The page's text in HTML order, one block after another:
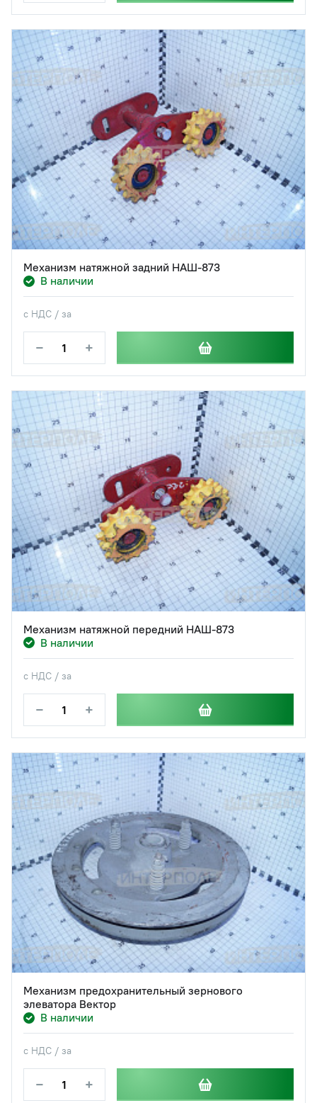
Механизм натяжной задний НАШ-873
В наличии
с НДС / за
− +
Механизм натяжной передний НАШ-873
В наличии
с НДС / за
− +
Механизм предохранительный зернового
элеватора Вектор
В наличии
с НДС / за
− +